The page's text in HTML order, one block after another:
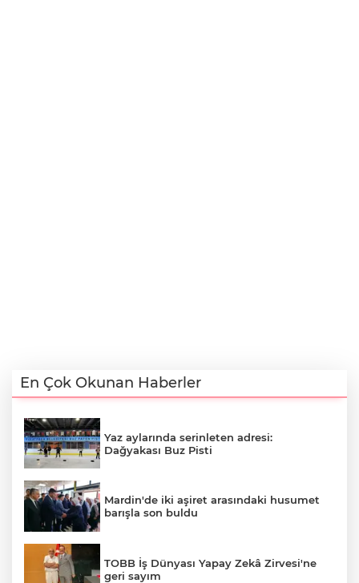
En Çok Okunan Haberler
Yaz aylarında serinleten adresi:
Dağyakası Buz Pisti
Mardin'de iki aşiret arasındaki husumet
barışla son buldu
TOBB İş Dünyası Yapay Zekâ Zirvesi'ne
geri sayım